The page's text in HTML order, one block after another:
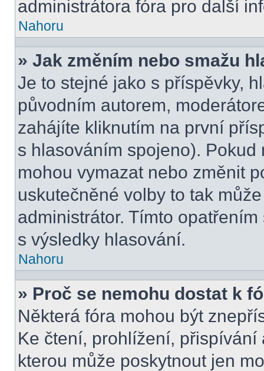
administrátora fóra pro další
Nahoru
» Jak změním nebo smažu
Je to stejné jako s příspěvky,
původním autorem,
zahájíte kliknutím na první
s hlasováním spojeno).
mohou vymazat nebo změnit
uskutečněné volby to tak
administrátor. Tímto
s výsledky hlasování.
Nahoru
» Proč se nemohu dostat k
Některá fóra mohou být
Ke čtení, prohlížení,
kterou může poskytnout jen